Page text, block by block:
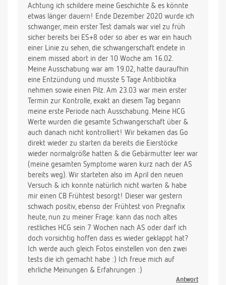
Achtung ich schildere meine Geschichte & es könnte
etwas länger dauern! Ende Dezember 2020 wurde ich
schwanger, mein erster Test damals war viel zu früh
sicher bereits bei ES+8 oder so aber es war ein hauch
einer Linie zu sehen, die schwangerschaft endete in
einem missed abort in der 10 Woche am 16.02.
Meine Ausschabung war am 19.02, hatte dauraufhin
eine Entzündung und musste 5 Tage Antibiotika
nehmen sowie einen Pilz. Am 23.03 war mein erster
Termin zur Kontrolle, exakt an diesem Tag begann
meine erste Periode nach Ausschabung. Meine HCG
Werte wurden die gesamte Schwangerschaft über &
auch danach nicht kontrolliert! Wir bekamen das Go
direkt wieder zu starten da bereits die Eierstöcke
wieder normalgröße hatten & die Gebärmutter leer war
(meine gesamten Symptome waren kurz nach der AS
bereits weg). Wir starteten also im April den neuen
Versuch & ich konnte natürlich nicht warten & habe
mir einen CB Frühtest besorgt! Dieser war gestern
schwach positiv, ebenso der Frühtest von Pregnafix
heute, nun zu meiner Frage: kann das noch altes
restliches HCG sein 7 Wochen nach AS oder darf ich
doch vorsichtig hoffen dass es wieder geklappt hat?
Ich werde auch gleich Fotos einstellen von den zwei
tests die ich gemacht habe :) Ich freue mich auf
ehrliche Meinungen & Erfahrungen :)
Antwort